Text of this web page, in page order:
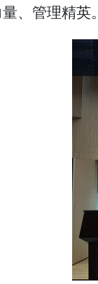
、管理精英